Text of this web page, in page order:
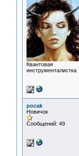
Квантовая
инструменталистка
pocak
Новичок
Сообщений: 49